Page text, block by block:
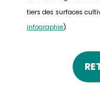
tiers des surfaces
infographie).